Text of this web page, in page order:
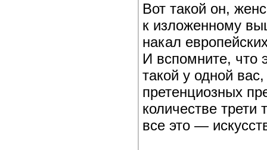
Вот такой он,
к изложенному
накал
И вспомните, что
такой у одной
претенциозных
количестве
все это —